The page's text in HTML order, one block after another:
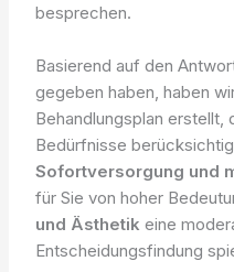
besprechen.
Basierend auf den
gegeben haben, haben
Behandlungsplan erstellt,
Bedürfnisse
Sofortversorgung und
für Sie von hoher
und Ästhetik eine
Entscheidungsfindung